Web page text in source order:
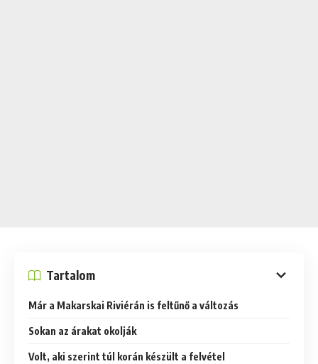
Tartalom
Már a Makarskai Riviérán is feltűnő a változás
Sokan az árakat okolják
Volt, aki szerint túl korán készült a felvétel